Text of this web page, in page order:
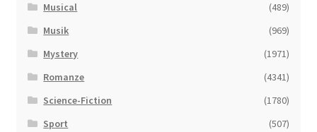
Musical
(489)
Musik
(969)
Mystery
(1971)
Romanze
(4341)
Science-Fiction
(1780)
Sport
(507)